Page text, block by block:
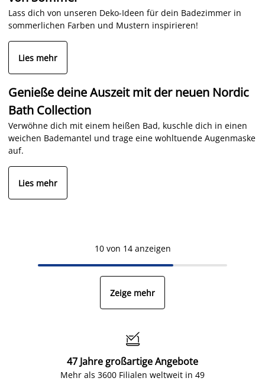
Lass dich von unseren Deko-Ideen für dein Badezimmer in
sommerlichen Farben und Mustern inspirieren!
Lies mehr
Genieße deine Auszeit mit der neuen Nordic
Bath Collection
Verwöhne dich mit einem heißen Bad, kuschle dich in einen
weichen Bademantel und trage eine wohltuende Augenmaske
auf.
Lies mehr
10 von 14 anzeigen
Zeige mehr

47 Jahre großartige Angebote
Mehr als 3600 Filialen weltweit in 49